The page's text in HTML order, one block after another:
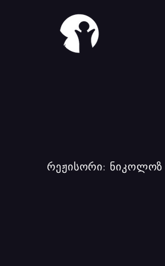
რეჟისორი: ნიკოლოზ